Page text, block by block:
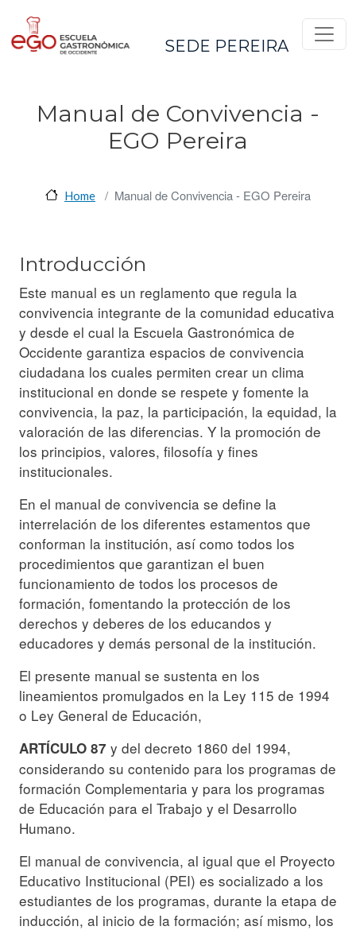
SEDE PEREIRA
Manual de Convivencia -
EGO Pereira
Home Manual de Convivencia - EGO Pereira
Introducción
Este manual es un reglamento que regula la
convivencia integrante de la comunidad educativa
y desde el cual la Escuela Gastronómica de
Occidente garantiza espacios de convivencia
ciudadana los cuales permiten crear un clima
institucional en donde se respete y fomente la
convivencia, la paz, la participación, la equidad, la
valoración de las diferencias. Y la promoción de
los principios, valores, filosofía y fines
institucionales.
En el manual de convivencia se define la
interrelación de los diferentes estamentos que
conforman la institución, así como todos los
procedimientos que garantizan el buen
funcionamiento de todos los procesos de
formación, fomentando la protección de los
derechos y deberes de los educandos y
educadores y demás personal de la institución.
El presente manual se sustenta en los
lineamientos promulgados en la Ley 115 de 1994
o Ley General de Educación,
ARTÍCULO 87 y del decreto 1860 del 1994,
considerando su contenido para los programas de
formación Complementaria y para los programas
de Educación para el Trabajo y el Desarrollo
Humano.
El manual de convivencia, al igual que el Proyecto
Educativo Institucional (PEI) es socializado a los
estudiantes de los programas, durante la etapa de
inducción, al inicio de la formación; así mismo, los